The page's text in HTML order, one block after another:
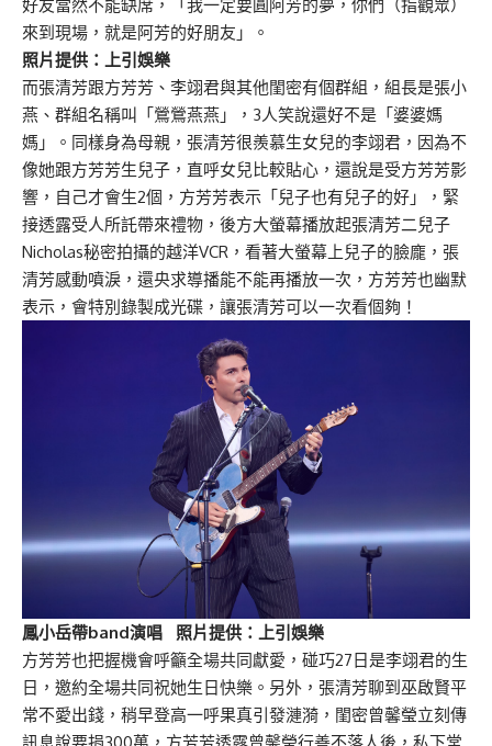
好友當然不能缺席，「我一定要圓阿芳的夢，你們（指觀眾）
來到現場，就是阿芳的好朋友」。
照片提供：上引娛樂
而張清芳跟方芳芳、李翊君與其他閨密有個群組，組長是張小
燕、群組名稱叫「鶯鶯燕燕」，3人笑說還好不是「婆婆媽
媽」。同樣身為母親，張清芳很羨慕生女兒的李翊君，因為不
像她跟方芳芳生兒子，直呼女兒比較貼心，還說是受方芳芳影
響，自己才會生2個，方芳芳表示「兒子也有兒子的好」，緊
接透露受人所託帶來禮物，後方大螢幕播放起張清芳二兒子
Nicholas秘密拍攝的越洋VCR，看著大螢幕上兒子的臉龐，張
清芳感動噴淚，還央求導播能不能再播放一次，方芳芳也幽默
表示，會特別錄製成光碟，讓張清芳可以一次看個夠！
鳳小岳帶band演唱 照片提供：上引娛樂
方芳芳也把握機會呼籲全場共同獻愛，碰巧27日是李翊君的生
日，邀約全場共同祝她生日快樂。另外，張清芳聊到巫啟賢平
常不愛出錢，稍早登高一呼果真引發漣漪，閨密曾馨瑩立刻傳